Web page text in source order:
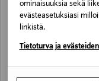
ominaisuuksia sekä
evästeasetuksiasi
linkistä.
Tietoturva ja